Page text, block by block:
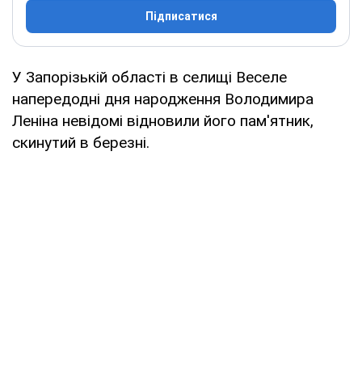
Підписатися
У Запорізькій області в селищі Веселе
напередодні дня народження Володимира
Леніна невідомі відновили його пам'ятник,
скинутий в березні.